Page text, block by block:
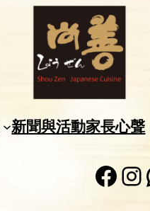
新聞與活動家長心聲